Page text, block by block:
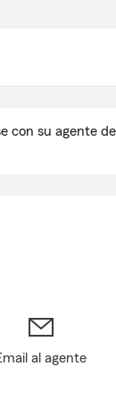
con su agente
al agente